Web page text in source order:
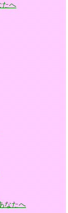
たへ
なたへ